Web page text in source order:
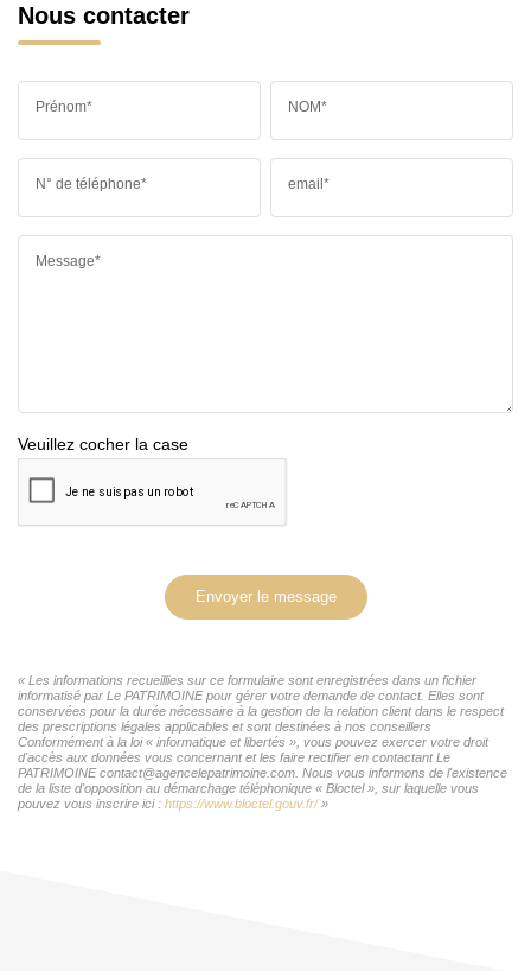
Nous contacter
Prénom* NOM*
N° de téléphone* email*
Message*
Veuillez cocher la case
Envoyer le message
« Les informations recueillies sur ce formulaire sont enregistrées dans un fichier
informatisé par Le PATRIMOINE pour gérer votre demande de contact. Elles sont
conservées pour la durée nécessaire à la gestion de la relation client dans le respect
des prescriptions légales applicables et sont destinées à nos conseillers
Conformément à la loi « informatique et libertés », vous pouvez exercer votre droit
d'accès aux données vous concernant et les faire rectifier en contactant Le
PATRIMOINE contact@agencelepatrimoine.com. Nous vous informons de l'existence
de la liste d'opposition au démarchage téléphonique « Bloctel », sur laquelle vous
pouvez vous inscrire ici : https://www.bloctel.gouv.fr/»